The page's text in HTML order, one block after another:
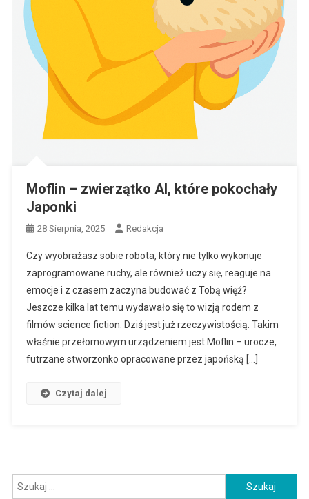
Moflin – zwierzątko AI, które pokochały
Japonki
28 Sierpnia, 2025 Redakcja
Czy wyobrażasz sobie robota, który nie tylko wykonuje
zaprogramowane ruchy, ale również uczy się, reaguje na
emocje i z czasem zaczyna budować z Tobą więź?
Jeszcze kilka lat temu wydawało się to wizją rodem z
filmów science fiction. Dziś jest już rzeczywistością. Takim
właśnie przełomowym urządzeniem jest Moflin – urocze,
futrzane stworzonko opracowane przez japońską […]
Czytaj dalej
Szukaj: